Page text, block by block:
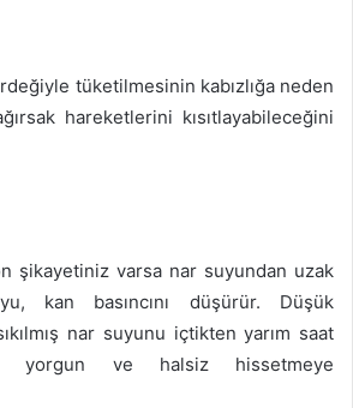
tüketilmesinin kabızlığa neden
hareketlerini kısıtlayabileceğini
şikayetiniz varsa nar suyundan uzak
kan basıncını düşürür. Düşük
nar suyunu içtikten yarım saat
yorgun ve halsiz hissetmeye